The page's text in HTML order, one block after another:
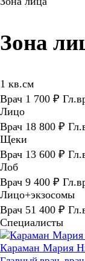
Зона
1 кв.см
Врач 1 700 ₽
Лицо
Врач 18 800 ₽
Щеки
Врач 13 600 ₽
Лоб
Врач 9 400 ₽
Лицо+экзосомы
Врач 51 400 ₽
Специалисты
Караман Мария